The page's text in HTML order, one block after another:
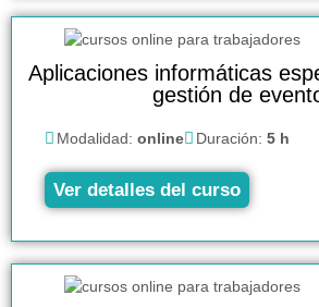
Aplicaciones informáticas
gestión de
Modalidad: online Duración: 5 h
Ver detalles del curso